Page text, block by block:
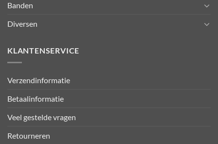
Banden
Diversen
KLANTENSERVICE
Verzendinformatie
Betaalinformatie
Veel gestelde vragen
Retourneren